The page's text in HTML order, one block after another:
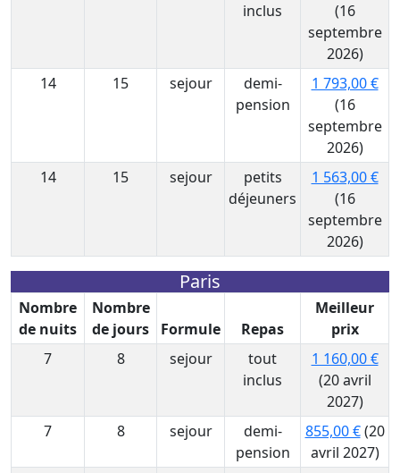
inclus
(16
septembre
2026)
14
15 sejour
demi-
pension
1 793,00 €
(16
septembre
2026)
14
15 sejour
petits
déjeuners
1 563,00 €
(16
septembre
2026)
Paris
Nombre
de nuits
Nombre
de jours
Formule Repas
Meilleur
prix
7
8 sejour
tout
inclus
1 160,00 €
(20 avril
2027)
7
8 sejour
demi-
pension
855,00 €(20
avril 2027)